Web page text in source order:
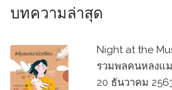
บทความล่าสุด
Night at the
รวมพลคนหลงแม
20 ธันวาคม